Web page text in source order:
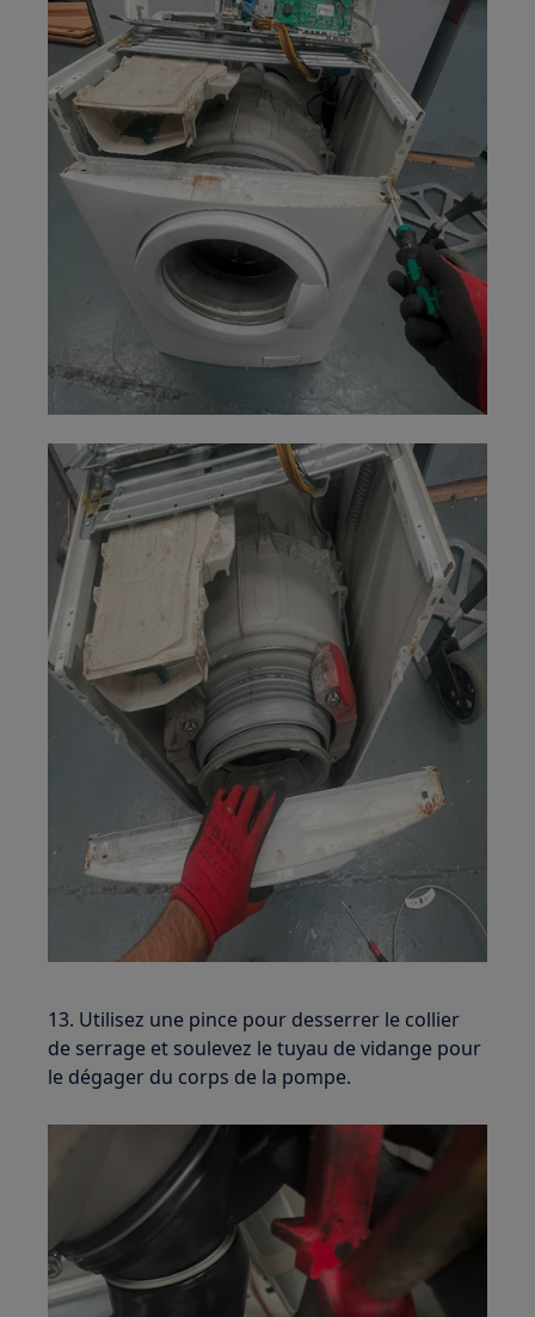
13. Utilisez une pince pour desserrer le collier
de serrage et soulevez le tuyau de vidange pour
le dégager du corps de la pompe.